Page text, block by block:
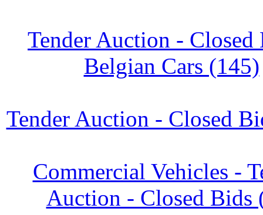
Tender Auction - Closed
Belgian Cars (145)
Tender Auction - Closed
Commercial Vehicles -
Auction - Closed Bids